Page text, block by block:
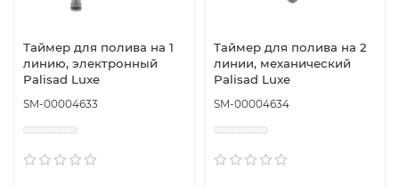
Таймер для полива на 1
линию, электронный
Palisad Luxe
SM-00004633
Таймер для полива на 2
линии, механический
Palisad Luxe
SM-00004634